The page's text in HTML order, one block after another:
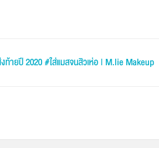
ท้ายปี 2020 #ใส่แมสจนสิวเห่อ | M.lie Makeup